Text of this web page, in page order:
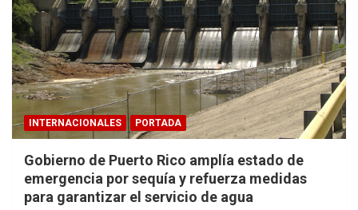
INTERNACIONALES PORTADA
Gobierno de Puerto Rico amplía estado de
emergencia por sequía y refuerza medidas
para garantizar el servicio de agua